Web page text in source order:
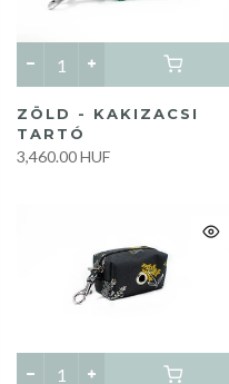
ZÖLD - KAKIZACSI
TARTÓ
3,460.00 HUF